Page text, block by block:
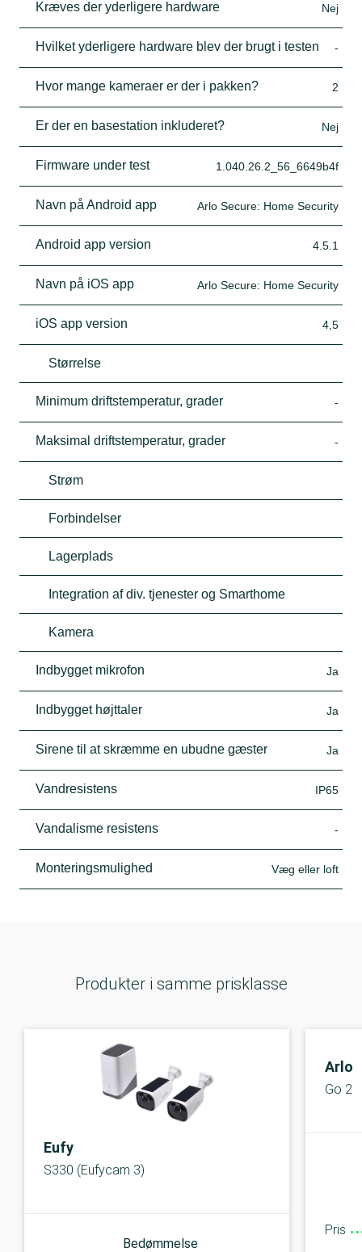
Kræves der yderligere hardware Nej
Hvilket yderligere hardware blev der brugt i testen -
Hvor mange kameraer er der i pakken? 2
Er der en basestation inkluderet? Nej
Firmware under test 1.040.26.2_56_6649b4f
Navn på Android app Arlo Secure: Home Security
Android app version 4.5.1
Navn på iOS app Arlo Secure: Home Security
iOS app version 4,5
Størrelse
Minimum driftstemperatur, grader -
Maksimal driftstemperatur, grader -
Strøm
Forbindelser
Lagerplads
Integration af div. tjenester og Smarthome
Kamera
Indbygget mikrofon Ja
Indbygget højttaler Ja
Sirene til at skræmme en ubudne gæster Ja
Vandresistens IP65
Vandalisme resistens -
Monteringsmulighed Væg eller loft
Produkter i samme prisklasse
Eufy
S330 (Eufycam 3)
Bedømmelse
Arlo
Go 2
Pris